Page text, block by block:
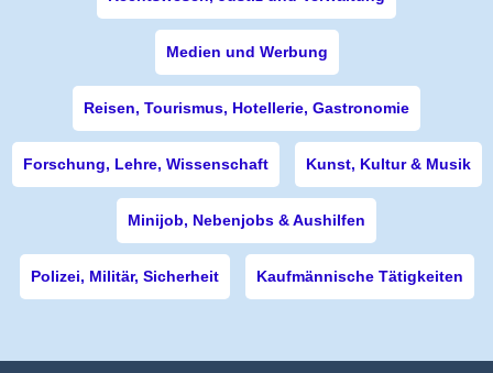
Medien und Werbung
Reisen, Tourismus, Hotellerie, Gastronomie
Forschung, Lehre, Wissenschaft Kunst, Kultur & Musik
Minijob, Nebenjobs & Aushilfen
Polizei, Militär, Sicherheit Kaufmännische Tätigkeiten